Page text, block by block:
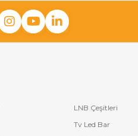
LNB Çeşitleri
Tv Led Bar